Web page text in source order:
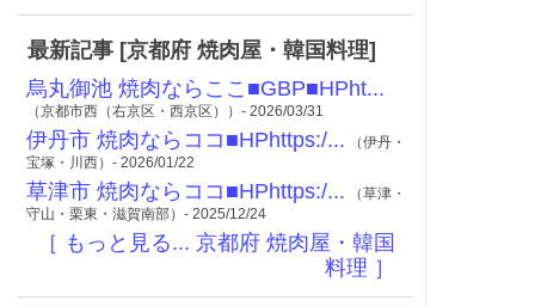
最新記事 [京都府 焼肉屋・韓国料理]
烏丸御池 焼肉ならここ■GBP■HPht...
（京都市西（右京区・西京区））- 2026/03/31
伊丹市 焼肉ならココ■HPhttps:/... （伊丹・
宝塚・川西）- 2026/01/22
草津市 焼肉ならココ■HPhttps:/... （草津・
守山・栗東・滋賀南部）- 2025/12/24
［ もっと見る... 京都府 焼肉屋・韓国
料理 ］